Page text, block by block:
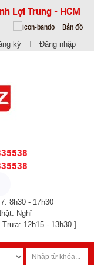
Lợi Trung - HCM
Bản đồ
ký Đăng nhập
8h30 - 17h30
Nghỉ
Trưa: 12h15 - 13h30 ]